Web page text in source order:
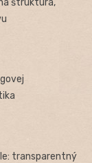
štruktúra,
transparentný